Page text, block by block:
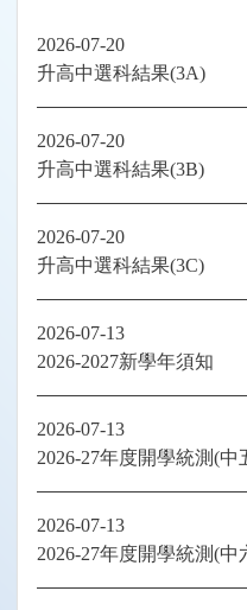
2026-07-20
升高中選科結果(3A)
2026-07-20
升高中選科結果(3B)
2026-07-20
升高中選科結果(3C)
2026-07-13
2026-2027新學年須知
2026-07-13
2026-27年度開學統測(中
2026-07-13
2026-27年度開學統測(中